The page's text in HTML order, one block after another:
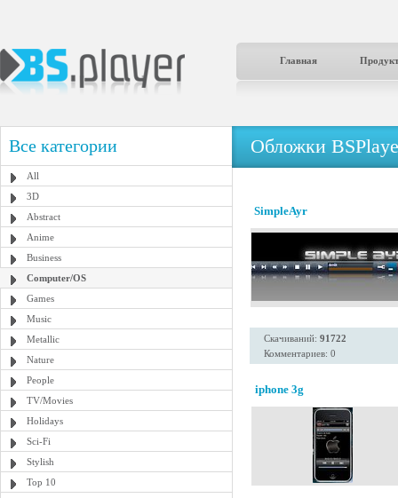
Главная
Все категории
All
3D
Abstract
Anime
Business
Computer/OS
Games
Music
Metallic
Nature
People
TV/Movies
Holidays
Sci-Fi
Stylish
Top 10
Обложки
SimpleAyr
Скачиваний: 91722
Комментариев: 0
iphone 3g